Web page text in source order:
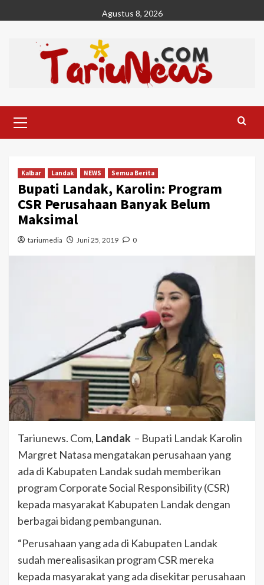
to
Agustus 8, 2026
Menu
Kalbar Landak NEWS Semua Berita
Bupati Landak, Karolin: Program
CSR Perusahaan Banyak Belum
Maksimal
tariumedia Juni 25, 2019 0
Tariunews. Com, Landak – Bupati Landak Karolin
Margret Natasa mengatakan perusahaan yang
ada di Kabupaten Landak sudah memberikan
program Corporate Social Responsibility (CSR)
kepada masyarakat Kabupaten Landak dengan
berbagai bidang pembangunan.
“Perusahaan yang ada di Kabupaten Landak
sudah merealisasikan program CSR mereka
kepada masyarakat yang ada disekitar perusahaan